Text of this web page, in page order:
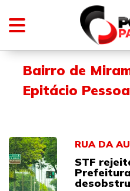
Bairro de
Epitácio Pessoa
RUA DA
STF